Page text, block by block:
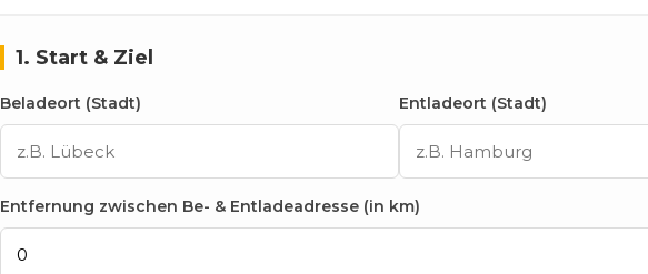
1. Start & Ziel
Beladeort (Stadt) Entladeort (Stadt)
Entfernung zwischen Be- & Entladeadresse (in km)